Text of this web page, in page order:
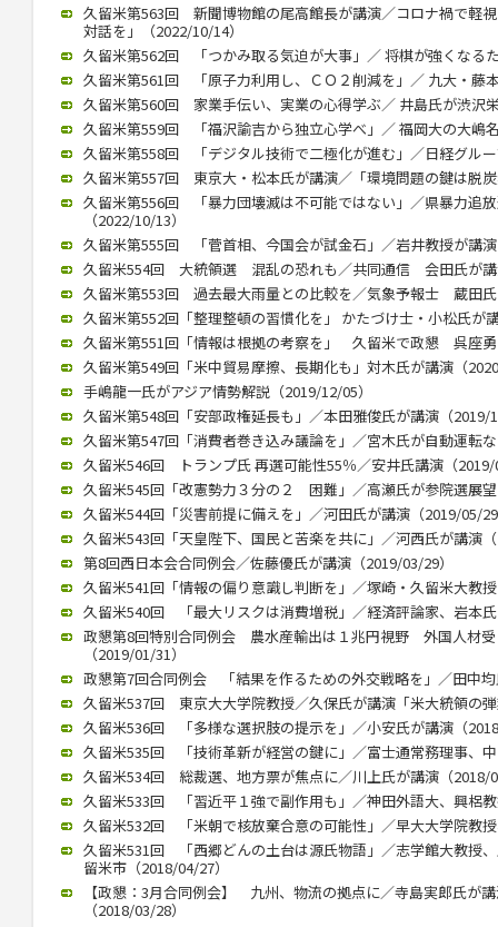
久留米第563回 新聞博物館の尾高館長が講演／コロナ禍で軽
対話を」（2022/10/14）
久留米第562回 「つかみ取る気迫が大事」／ 将棋が強くなる
久留米第561回 「原子力利用し、ＣＯ２削減を」／ 九大・藤
久留米第560回 家業手伝い、実業の心得学ぶ／ 井島氏が渋沢
久留米第559回 「福沢諭吉から独立心学べ」／ 福岡大の大嶋
久留米第558回 「デジタル技術で二極化が進む」／日経グル
久留米第557回 東京大・松本氏が講演／「環境問題の鍵は脱
久留米第556回 「暴力団壊滅は不可能ではない」／県暴力追
（2022/10/13）
久留米第555回 「菅首相、今国会が試金石」／岩井教授が講
久留米554回 大統領選 混乱の恐れも／共同通信 会田氏が講
久留米第553回 過去最大雨量との比較を／気象予報士 蔵田
久留米第552回「整理整頓の習慣化を」 かたづけ士・小松氏が
久留米第551回「情報は根拠の考察を」 久留米で政懇 呉座
久留米第549回「米中貿易摩擦、長期化も」対木氏が講演（
手嶋龍一氏がアジア情勢解説（2019/12/05）
久留米第548回「安部政権延長も」／本田雅俊氏が講演（2019/
久留米第547回「消費者巻き込み議論を」／宮木氏が自動運転
久留米546回 トランプ氏 再選可能性55％／安井氏講演（
久留米545回「改憲勢力３分の２ 困難」／高瀬氏が参院選展
久留米544回「災害前提に備えを」／河田氏が講演（2019/05/
久留米543回「天皇陛下、国民と苦楽を共に」／河西氏が講演
第8回西日本会合同例会／佐藤優氏が講演（2019/03/29）
久留米541回「情報の偏り意識し判断を」／塚崎・久留米大教
久留米540回 「最大リスクは消費増税」／経済評論家、岩本
政懇第8回特別合同例会 農水産輸出は１兆円視野 外国人材受
（2019/01/31）
政懇第7回合同例会 「結果を作るための外交戦略を」／田中
久留米537回 東京大大学院教授／久保氏が講演「米大統領の
久留米536回 「多様な選択肢の提示を」／小安氏が講演（
久留米535回 「技術革新が経営の鍵に」／富士通常務理事、
久留米534回 総裁選、地方票が焦点に／川上氏が講演（2018/
久留米533回 「習近平１強で副作用も」／神田外語大、興梠
久留米532回 「米朝で核放棄合意の可能性」／早大大学院教
久留米531回 「西郷どんの土台は源氏物語」／志学館大教授
留米市（2018/04/27）
【政懇：3月合同例会】 九州、物流の拠点に／寺島実郎氏が
（2018/03/28）